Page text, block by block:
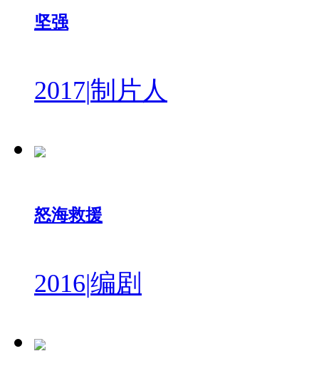
坚强
2017|制片人
怒海救援
2016|编剧